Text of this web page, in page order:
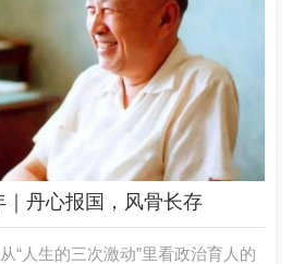
丹心报国，风骨长存
“人生的三次激动”里看政治育人的